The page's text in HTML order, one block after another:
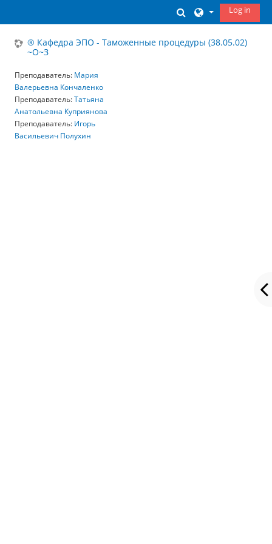
Toggle search
Log in
® Кафедра ЭПО - Таможенные процедуры (38.05.02)
~О~З
Преподаватель: Мария
Валерьевна Кончаленко
Преподаватель:Татьяна
Анатольевна Куприянова
Преподаватель: Игорь
Васильевич Полухин